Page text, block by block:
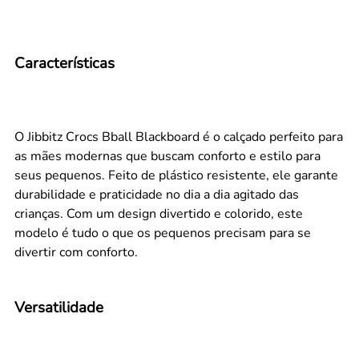
Características
O Jibbitz Crocs Bball Blackboard é o calçado perfeito para
as mães modernas que buscam conforto e estilo para
seus pequenos. Feito de plástico resistente, ele garante
durabilidade e praticidade no dia a dia agitado das
crianças. Com um design divertido e colorido, este
modelo é tudo o que os pequenos precisam para se
divertir com conforto.
Versatilidade